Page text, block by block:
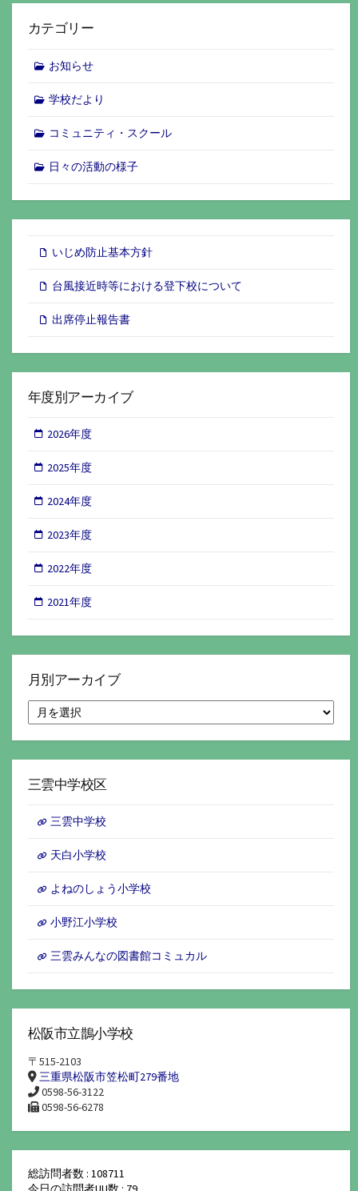
カテゴリー
お知らせ
学校だより
コミュニティ・スクール
日々の活動の様子
いじめ防止基本方針
台風接近時等における登下校について
出席停止報告書
年度別アーカイブ
2026年度
2025年度
2024年度
2023年度
2022年度
2021年度
月別アーカイブ
別
ア
イ
三雲中学校区
三雲中学校
天白小学校
よねのしょう小学校
小野江小学校
三雲みんなの図書館コミュカル
松阪市立鵲小学校
〒515-2103
三重県松阪市笠松町279番地
0598-56-3122
0598-56-6278
総訪問者数 : 108711